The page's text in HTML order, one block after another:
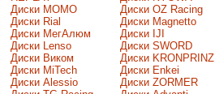
Диски MOMO
Диски Rial
Диски МегАлюм
Диски Lenso
Диски Виком
Диски MiTech
Диски Alessio
Диски OZ Racing
Диски Magnetto
Диски IJI
Диски SWORD
Диски KRONPRINZ
Диски Enkei
Диски ZORMER